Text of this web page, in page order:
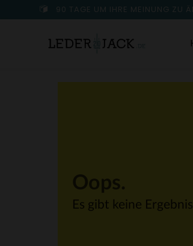
90 TAGE UM IHRE MEINUNG ZU
Es gibt keine